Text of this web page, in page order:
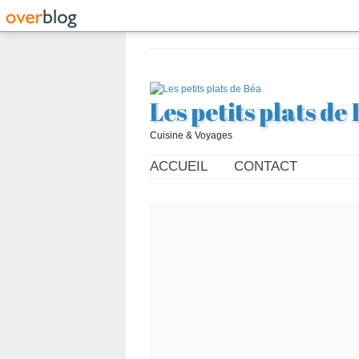
Les petits plats de
Cuisine & Voyages
ACCUEIL CONTACT